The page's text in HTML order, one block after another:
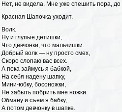
Нет, не видела. Мне уже спешить пора, до
Красная Шапочка уходит.
Волк.
Ну и глупые детишки,
Что девчонки, что мальчишки.
Добрый волк — ну просто смех,
Скоро слопаю вас всех.
А пока займусь я бабкой,
На себя надену шапку,
Мини-юбку, босоножки,
Не забыть побрить мне ножки.
Обману и съем я бабку,
А потом девчонку в шапке.